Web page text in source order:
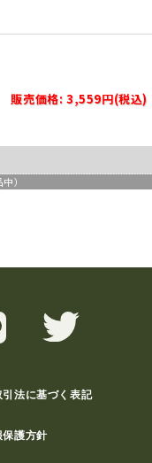
販売価格: 3,559円(税込)
）
引法に基づく表記
保護方針